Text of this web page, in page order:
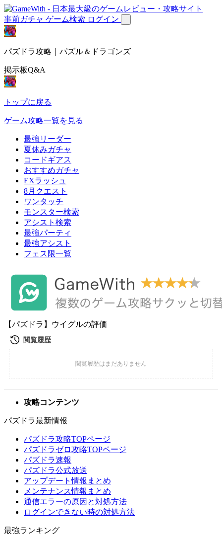
事前ガチャ ゲーム検索 ログイン
パズドラ攻略｜パズル＆ドラゴンズ
掲示板Q&A
トップに戻る
ゲーム攻略一覧を見る
最強リーダー
夏休みガチャ
コードギアス
おすすめガチャ
EXラッシュ
8月クエスト
ワンタッチ
モンスター検索
アシスト検索
最強パーティ
最強アシスト
フェス限一覧
【パズドラ】ウイグルの評価
攻略コンテンツ
パズドラ最新情報
パズドラ攻略TOPページ
パズドラゼロ攻略TOPページ
パズドラ速報
パズドラ公式放送
アップデート情報まとめ
メンテナンス情報まとめ
通信エラーの原因と対処方法
ログインできない時の対処方法
最強ランキング